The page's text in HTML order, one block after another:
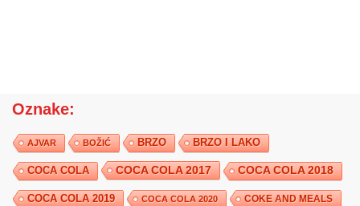
Oznake:
AJVAR BOŽIĆ BRZO BRZO I LAKO
COCA COLA COCA COLA 2017 COCA COLA 2018
COCA COLA 2019 COCA COLA 2020 COKE AND MEALS